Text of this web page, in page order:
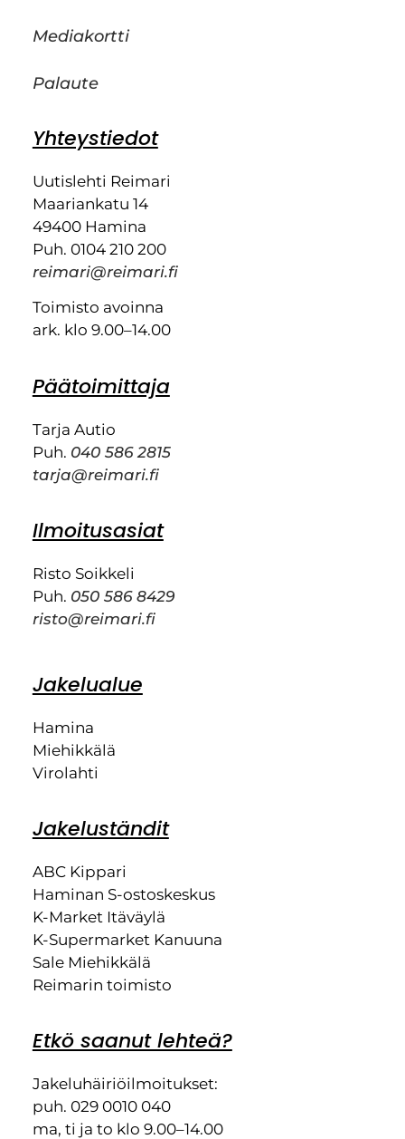
Mediakortti
Palaute
Yhteystiedot
Uutislehti Reimari
Maariankatu 14
49400 Hamina
Puh. 0104 210 200
reimari@reimari.fi
Toimisto avoinna
ark. klo 9.00–14.00
Päätoimittaja
Tarja Autio
Puh. 040 586 2815
tarja@reimari.fi
Ilmoitusasiat
Risto Soikkeli
Puh. 050 586 8429
risto@reimari.fi
Jakelualue
Hamina
Miehikkälä
Virolahti
Jakeluständit
ABC Kippari
Haminan S-ostoskeskus
K-Market Itäväylä
K-Supermarket Kanuuna
Sale Miehikkälä
Reimarin toimisto
Etkö saanut lehteä?
Jakeluhäiriöilmoitukset:
puh. 029 0010 040
ma, ti ja to klo 9.00–14.00